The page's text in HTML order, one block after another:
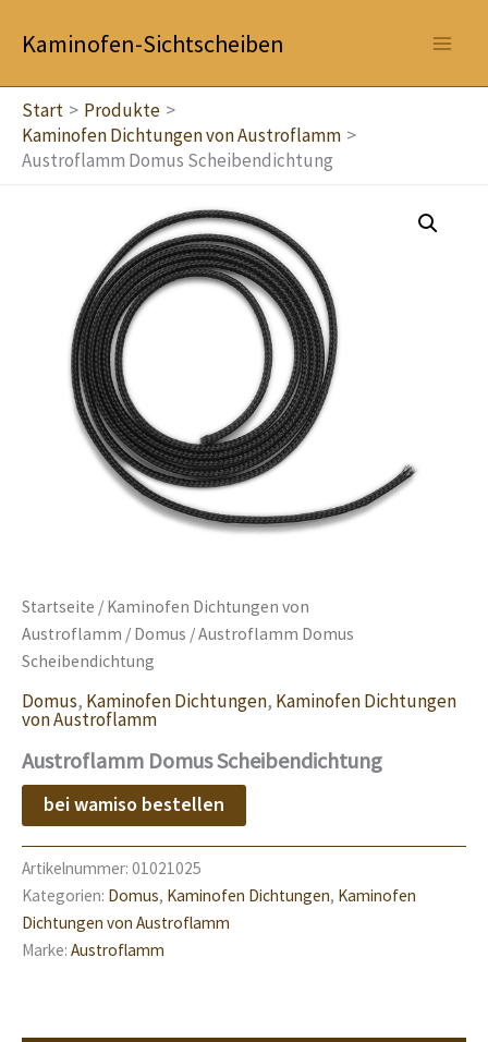
InhaltKaminofen-Sichtscheiben
Start
Produkte
Kaminofen Dichtungen von Austroflamm
Austroflamm Domus Scheibendichtung
Startseite / Kaminofen Dichtungen von
Austroflamm / Domus / Austroflamm Domus
Scheibendichtung
Domus, Kaminofen Dichtungen, Kaminofen Dichtungen
von Austroflamm
Austroflamm Domus Scheibendichtung
bei wamiso bestellen
Artikelnummer: 01021025
Kategorien: Domus, Kaminofen Dichtungen, Kaminofen
Dichtungen von Austroflamm
Marke: Austroflamm